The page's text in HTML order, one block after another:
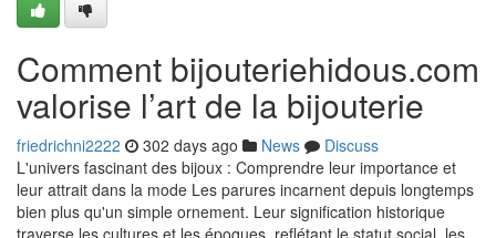
Comment bijouteriehidous.com
valorise l’art de la bijouterie
friedrichni2222 302 days ago News
Discuss
L'univers fascinant des bijoux : Comprendre leur importance et
leur attrait dans la mode Les parures incarnent depuis longtemps
bien plus qu'un simple ornement. Leur signification historique
traverse les cultures et les époques, reflétant le statut social, les